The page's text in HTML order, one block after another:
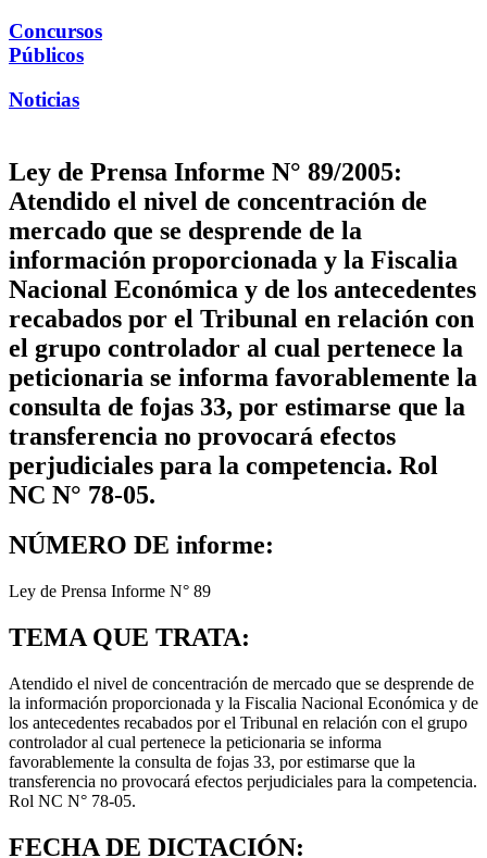
Concursos
Públicos
Noticias
Ley de Prensa Informe N° 89/2005:
Atendido el nivel de concentración de
mercado que se desprende de la
información proporcionada y la Fiscalia
Nacional Económica y de los antecedentes
recabados por el Tribunal en relación con
el grupo controlador al cual pertenece la
peticionaria se informa favorablemente la
consulta de fojas 33, por estimarse que la
transferencia no provocará efectos
perjudiciales para la competencia. Rol
NC N° 78-05.
NÚMERO DE informe:
Ley de Prensa Informe N° 89
TEMA QUE TRATA:
Atendido el nivel de concentración de mercado que se desprende de
la información proporcionada y la Fiscalia Nacional Económica y de
los antecedentes recabados por el Tribunal en relación con el grupo
controlador al cual pertenece la peticionaria se informa
favorablemente la consulta de fojas 33, por estimarse que la
transferencia no provocará efectos perjudiciales para la competencia.
Rol NC N° 78-05.
FECHA DE DICTACIÓN: